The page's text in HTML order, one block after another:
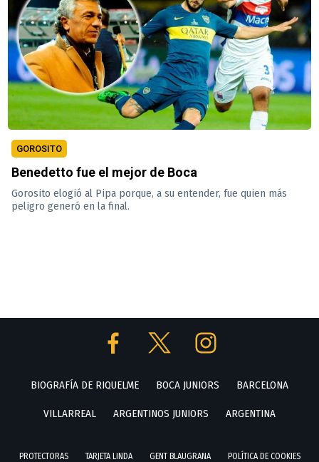
GOROSITO
Benedetto fue el mejor de Boca
Gorosito elogió al Pipa porque, a su entender, fue quien más
peligro generó en la final.
BIOGRAFÍA DE RIQUELME BOCA JUNIORS BARCELONA
VILLARREAL ARGENTINOS JUNIORS ARGENTINA
PROTECTORAS TARJETA LINDA GENT BLAUGRANA POLÍTICA DE COOKIES